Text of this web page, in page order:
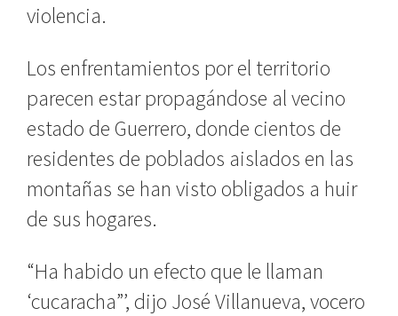
violencia.
Los enfrentamientos por el territorio
parecen estar propagándose al vecino
estado de Guerrero, donde cientos de
residentes de poblados aislados en las
montañas se han visto obligados a huir
de sus hogares.
“Ha habido un efecto que le llaman
‘cucaracha”’, dijo José Villanueva, vocero